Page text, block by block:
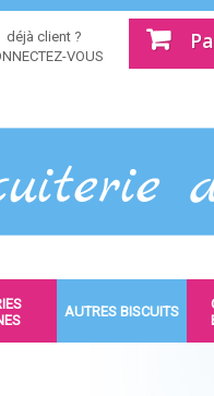
déjà client ?
VOUS
AUTRES BISCUITS